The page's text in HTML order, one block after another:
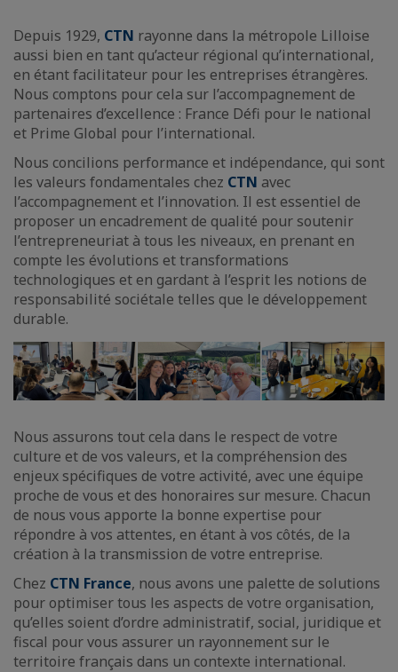
Depuis 1929, CTN rayonne dans la métropole Lilloise
aussi bien en tant qu’acteur régional qu’international,
en étant facilitateur pour les entreprises étrangères.
Nous comptons pour cela sur l’accompagnement de
partenaires d’excellence : France Défi pour le national
et Prime Global pour l’international.
Nous concilions performance et indépendance, qui sont
les valeurs fondamentales chez CTN avec
l’accompagnement et l’innovation. Il est essentiel de
proposer un encadrement de qualité pour soutenir
l’entrepreneuriat à tous les niveaux, en prenant en
compte les évolutions et transformations
technologiques et en gardant à l’esprit les notions de
responsabilité sociétale telles que le développement
durable.
Nous assurons tout cela dans le respect de votre
culture et de vos valeurs, et la compréhension des
enjeux spécifiques de votre activité, avec une équipe
proche de vous et des honoraires sur mesure. Chacun
de nous vous apporte la bonne expertise pour
répondre à vos attentes, en étant à vos côtés, de la
création à la transmission de votre entreprise.
Chez CTN France, nous avons une palette de solutions
pour optimiser tous les aspects de votre organisation,
qu’elles soient d’ordre administratif, social, juridique et
fiscal pour vous assurer un rayonnement sur le
territoire français dans un contexte international.